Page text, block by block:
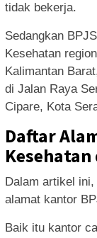
tidak bekerja.
Sedangkan
Kesehatan
Kalimantan
di Jalan Raya
Cipare, Kota
Daftar
Dalam artikel
alamat kantor
Baik itu kantor